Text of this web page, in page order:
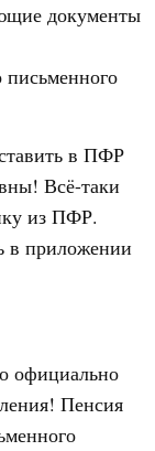
документы
в ПФР
Всё-таки
из ПФР.
в приложении
официально
Пенсия